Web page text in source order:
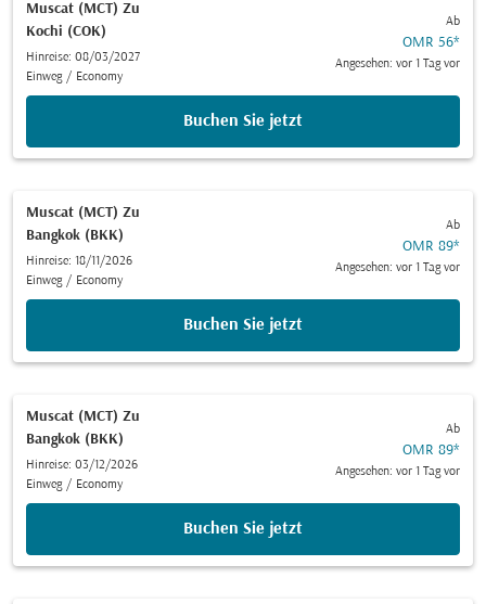
Muscat (MCT) Zu
Kochi (COK)
Hinreise: 08/03/2027
Einweg / Economy
Ab
OMR 56*
Angesehen: vor 1 Tag vor
Buchen Sie jetzt
Muscat (MCT) Zu
Bangkok (BKK)
Hinreise: 18/11/2026
Einweg / Economy
Ab
OMR 89*
Angesehen: vor 1 Tag vor
Buchen Sie jetzt
Muscat (MCT) Zu
Bangkok (BKK)
Hinreise: 03/12/2026
Einweg / Economy
Ab
OMR 89*
Angesehen: vor 1 Tag vor
Buchen Sie jetzt